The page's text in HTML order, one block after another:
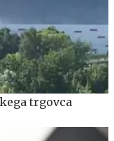
trgovca